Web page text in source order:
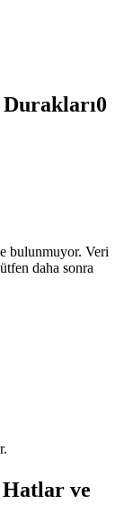
Durakları0
bulunmuyor. Veri
daha sonra
Hatlar ve